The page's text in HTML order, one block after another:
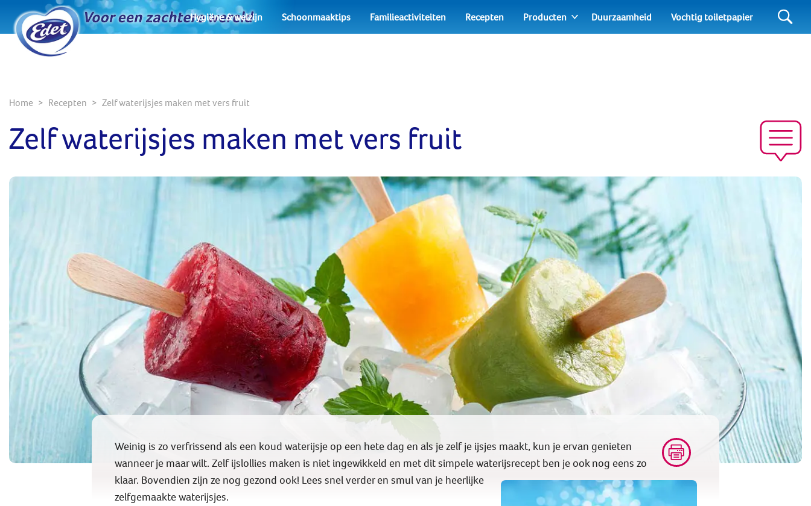
Hygiëne & welzijn Schoonmaaktips Familieactiviteiten Recepten Producten Duurzaamheid Vochtig toiletpapier
Home Recepten Zelf waterijsjes maken met vers fruit
Zelf waterijsjes maken met vers fruit
Weinig is zo verfrissend als een koud waterijsje op een hete dag en als je zelf je ijsjes maakt, kun je ervan genieten
wanneer je maar wilt. Zelf ijslollies maken is niet ingewikkeld en met dit simpele waterijsrecept ben je ook nog eens zo
klaar. Bovendien zijn ze nog gezond ook! Lees snel verder en smul van je heerlijke
zelfgemaakte waterijsjes.